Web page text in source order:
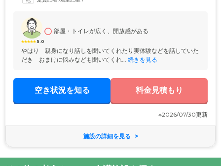
スタッフと交流しやすいのがポイントです。少人数制のアットホームな
5.0
部屋・トイレが広く、開放感がある
やはり　親身になり話しを聞いてくれたり実体験などを話していた
だき　おまけに悩みなども聞いてくれ... 続きを見る
空き状況を知る 料金見積もり
※2026/07/30更新
施設の詳細を見る